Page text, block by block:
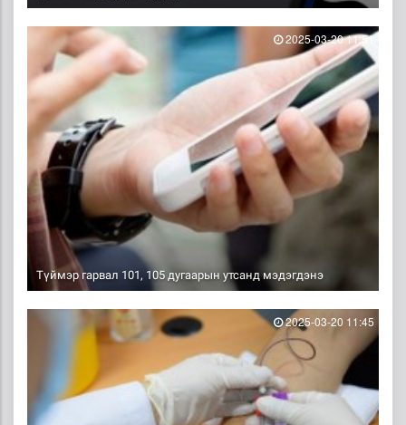
Түймэр гарвал 101, 105 дугаарын утсанд мэдэгдэнэ
2025-03-20 11:51
2025-03-20 11:45